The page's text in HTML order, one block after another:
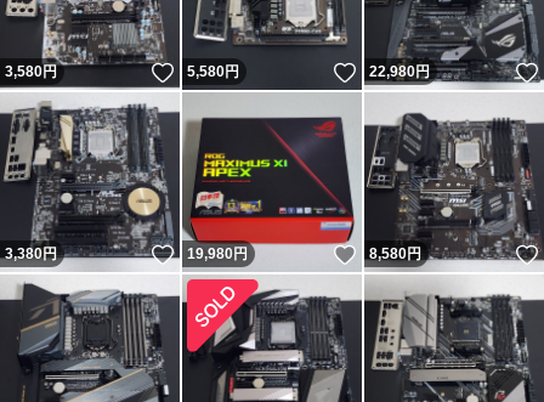
3,580円 いいね！
5,580円 いいね！
22,980円
3,380円 いいね！
19,980円 いいね！
8,580円